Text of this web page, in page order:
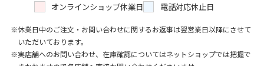
オンラインショップ休業日 電話対応休止日
休業日中のご注文・お問い合わせに関するお返事は翌営業日以降にさせて
いただいております。
実店舗へのお問い合わせ、在庫確認についてはネットショップでは把握で